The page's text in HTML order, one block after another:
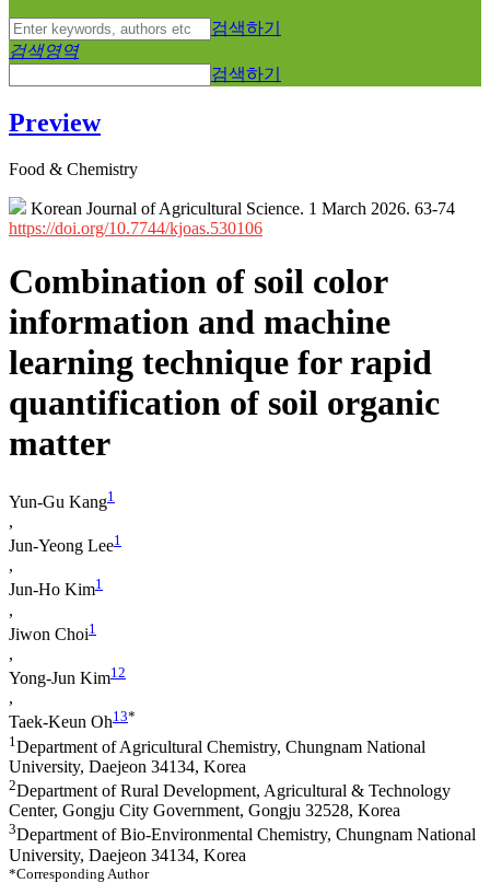
검색하기
검색영역
검색하기
Preview
Food & Chemistry
Korean Journal of Agricultural Science. 1 March 2026. 63-74
https://doi.org/10.7744/kjoas.530106
Combination of soil color
information and machine
learning technique for rapid
quantification of soil organic
matter
Yun-Gu Kang1
,
Jun-Yeong Lee1
,
Jun-Ho Kim1
,
Jiwon Choi1
,
Yong-Jun Kim1 2
,
Taek-Keun Oh13*
1 Department of Agricultural Chemistry, Chungnam National
University, Daejeon 34134, Korea
2Department of Rural Development, Agricultural & Technology
Center, Gongju City Government, Gongju 32528, Korea
3Department of Bio-Environmental Chemistry, Chungnam National
University, Daejeon 34134, Korea
*Corresponding Author